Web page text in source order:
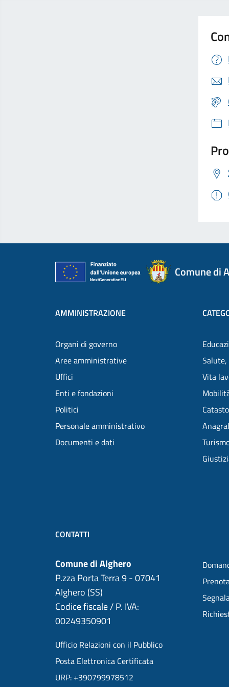
Comune di
AMMINISTRAZIONE
Organi di governo
Aree amministrative
Uffici
Enti e fondazioni
Politici
Personale amministrativo
Documenti e dati
Salute,
Vita
CONTATTI
Comune di Alghero
P.zza Porta Terra 9 - 07041
Alghero (SS)
Codice fiscale / P. IVA:
00249350901
Ufficio Relazioni con il Pubblico
Posta Elettronica Certificata
URP: +390799978512